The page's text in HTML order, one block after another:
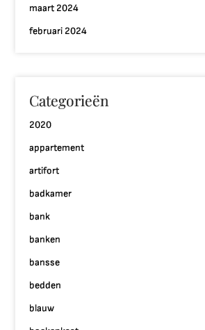
maart 2024
februari 2024
Categorieën
2020
appartement
artifort
badkamer
bank
banken
bansse
bedden
blauw